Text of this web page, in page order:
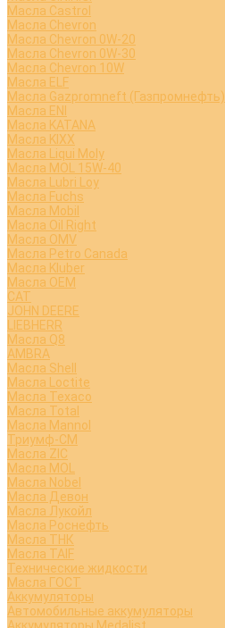
Масла Castrol
Масла Chevron
Масла Chevron 0W-20
Масла Chevron 0W-30
Масла Chevron 10W
Масла ELF
Масла Gazpromneft (Газпромнефть)
Масла ENI
Масла KATANA
Масла KIXX
Масла Liqui Moly
Масла MOL 15W-40
Масла Lubri Loy
Масла Fuchs
Масла Mobil
Масла Oil Right
Масла OMV
Масла Petro Canada
Масла Kluber
Масла OEM
CAT
JOHN DEERE
LIEBHERR
Масла Q8
AMBRA
Масла Shell
Масла Loctite
Масла Texaco
Масла Total
Масла Mannol
Триумф-СМ
Масла ZIC
Масла MOL
Масла Nobel
Масла Девон
Масла Лукойл
Масла Роснефть
Масла ТНК
Масла TAIF
Технические жидкости
Масла ГОСТ
Аккумуляторы
Автомобильные аккумуляторы